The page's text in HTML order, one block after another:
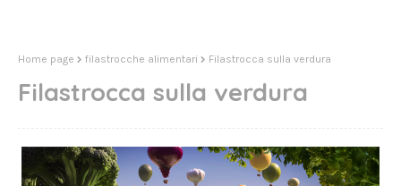
Home page filastrocche alimentari Filastrocca sulla verdura
Filastrocca sulla verdura